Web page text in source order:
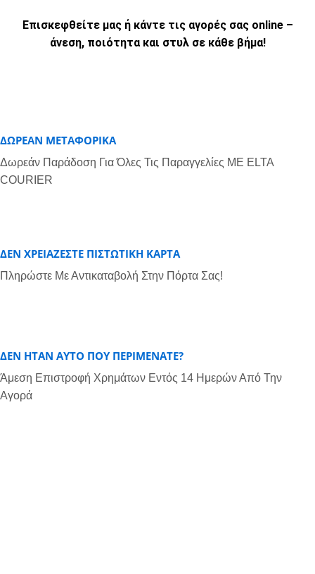
Επισκεφθείτε μας ή κάντε τις αγορές σας online –
άνεση, ποιότητα και στυλ σε κάθε βήμα!
ΔΩΡΕΑΝ ΜΕΤΑΦΟΡΙΚΆ
Δωρεάν Παράδοση Για Όλες Τις Παραγγελίες ME ELTA
COURIER
ΔΕΝ ΧΡΕΙΑΖΕΣΤΕ ΠΙΣΤΩΤΙΚΗ ΚΑΡΤΑ
Πληρώστε Με Αντικαταβολή Στην Πόρτα Σας!
ΔΕΝ ΉΤΑΝ ΑΥΤΌ ΠΟΥ ΠΕΡΙΜΈΝΑΤΕ?
Άμεση Επιστροφή Χρημάτων Εντός 14 Ημερών Από Την
Αγορά